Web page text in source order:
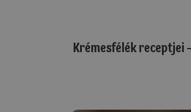
Krémesfélék receptjei